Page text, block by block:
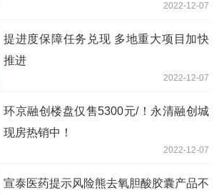
2022-12-07
提进度保障任务兑现 多地重大项目加快
推进
2022-12-07
环京融创楼盘仅售5300元/！永清融创城
现房热销中！
2022-12-07
宣泰医药提示风险熊去氧胆酸胶囊产品不